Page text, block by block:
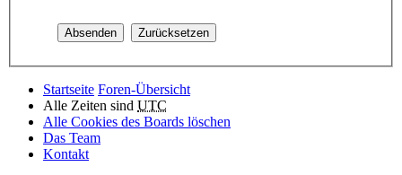
Startseite Foren-Übersicht
Alle Zeiten sind UTC
Alle Cookies des Boards löschen
Das Team
Kontakt